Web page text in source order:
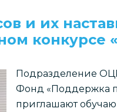
и их
Подразделение
Фонд «Поддержка
приглашают